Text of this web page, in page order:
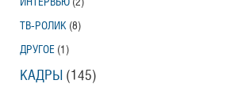
ТВ-РОЛИК (8)
ДРУГОЕ (1)
КАДРЫ (145)